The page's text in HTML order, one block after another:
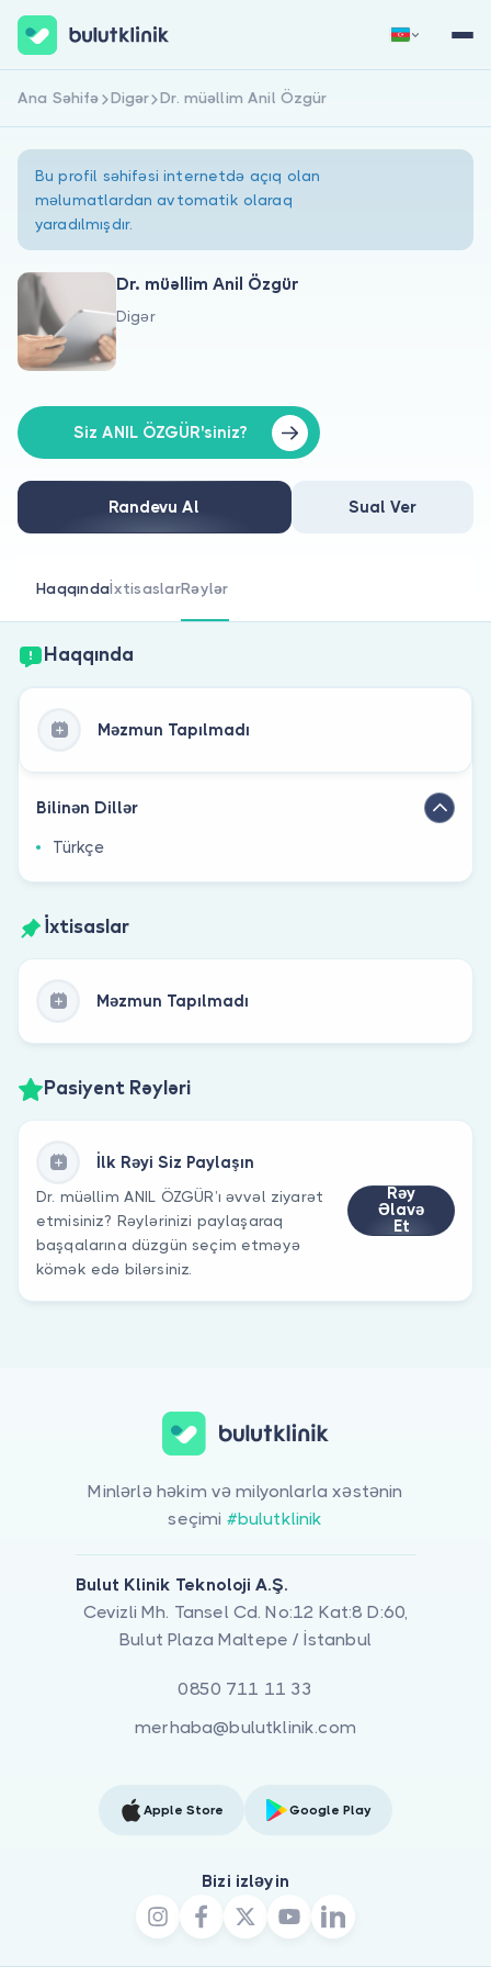
Haqqımızda
Xəstələr üçün
Həkimlər üçün
Qeydiyyat
Ana Səhifə Digər Dr. müəllim Anil Özgür
Bu profil səhifəsi internetdə açıq olan
məlumatlardan avtomatik olaraq
yaradılmışdır.
Dr. müəllim Anil Özgür
Digər
Siz ANIL ÖZGÜR'siniz?
Randevu Al Sual Ver
HaqqındaİxtisaslarRəylər
Haqqında
Məzmun Tapılmadı
Bilinən Dillər
Türkçe
İxtisaslar
Məzmun Tapılmadı
Pasiyent Rəyləri
İlk Rəyi Siz Paylaşın
Dr. müəllim ANIL ÖZGÜR’ı əvvəl ziyarət
etmisiniz? Rəylərinizi paylaşaraq
başqalarına düzgün seçim etməyə
kömək edə bilərsiniz.
Rəy
Əlavə
Et
Minlərlə həkim və milyonlarla xəstənin
seçimi #bulutklinik
Bulut Klinik Teknoloji A.Ş.
Cevizli Mh. Tansel Cd. No:12 Kat:8 D:60,
Bulut Plaza Maltepe / İstanbul
0850 711 11 33
merhaba@bulutklinik.com
Apple Store Google Play
Bizi izləyin